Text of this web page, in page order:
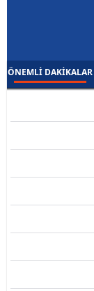
ÖNEMLI DAKIKALAR